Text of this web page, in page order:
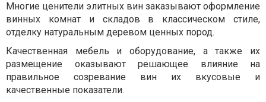
Многие ценители элитных вин заказывают оформление
винных комнат и складов в классическом стиле,
отделку натуральным деревом ценных пород.
Качественная мебель и оборудование, а также их
размещение оказывают решающее влияние на
правильное созревание вин их вкусовые и
качественные показатели.